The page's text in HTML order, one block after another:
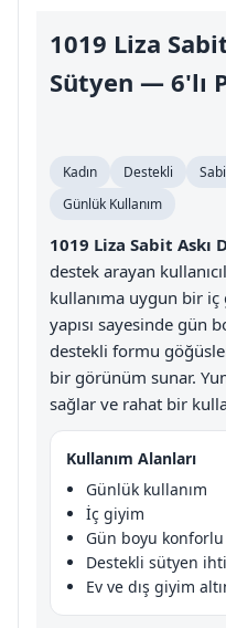
1019 Liza
Sütyen — 6'lı
Kadın Destekli
Günlük Kullanım
1019 Liza Sabit Askı
destek arayan
kullanıma uygun bir iç
yapısı sayesinde gün
destekli formu
bir görünüm sunar.
sağlar ve rahat bir
Kullanım Alanları
Günlük kullanım
İç giyim
Gün boyu konforlu
Destekli sütyen
Ev ve dış giyim